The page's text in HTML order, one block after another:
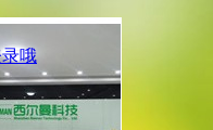
哦